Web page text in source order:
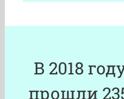
В 2018
прошли